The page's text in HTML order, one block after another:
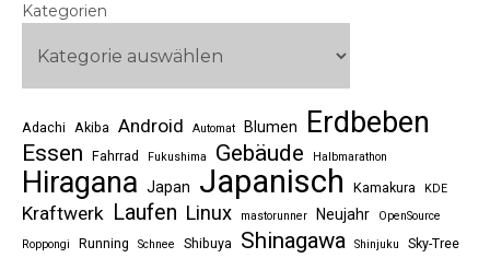
Kategorien
Adachi Akiba Android Automat Blumen Erdbeben
Essen Fahrrad Fukushima Gebäude Halbmarathon
Hiragana Japan Japanisch Kamakura KDE
Kraftwerk Laufen Linux mastorunner Neujahr
OpenSource
Roppongi
Running Schnee Shibuya Shinagawa Shinjuku Sky-Tree